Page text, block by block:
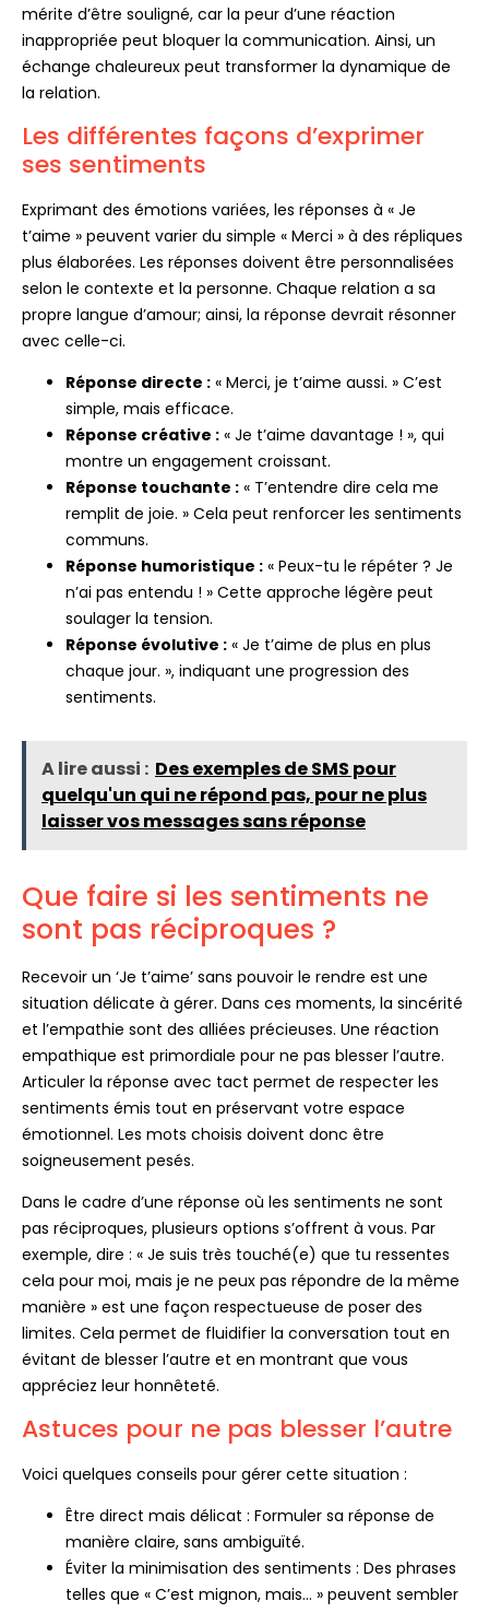
mérite d’être souligné, car la peur d’une réaction
inappropriée peut bloquer la communication. Ainsi, un
échange chaleureux peut transformer la dynamique de
la relation.
Les différentes façons d’exprimer
ses sentiments
Exprimant des émotions variées, les réponses à « Je
t’aime » peuvent varier du simple « Merci » à des répliques
plus élaborées. Les réponses doivent être personnalisées
selon le contexte et la personne. Chaque relation a sa
propre langue d’amour; ainsi, la réponse devrait résonner
avec celle-ci.
Réponse directe : « Merci, je t’aime aussi. » C’est
simple, mais efficace.
Réponse créative : « Je t’aime davantage ! », qui
montre un engagement croissant.
Réponse touchante : « T’entendre dire cela me
remplit de joie. » Cela peut renforcer les sentiments
communs.
Réponse humoristique : « Peux-tu le répéter ? Je
n’ai pas entendu ! » Cette approche légère peut
soulager la tension.
Réponse évolutive : « Je t’aime de plus en plus
chaque jour. », indiquant une progression des
sentiments.
A lire aussi : Des exemples de SMS pour
quelqu'un qui ne répond pas, pour ne plus
laisser vos messages sans réponse
Que faire si les sentiments ne
sont pas réciproques ?
Recevoir un ‘Je t’aime’ sans pouvoir le rendre est une
situation délicate à gérer. Dans ces moments, la sincérité
et l’empathie sont des alliées précieuses. Une réaction
empathique est primordiale pour ne pas blesser l’autre.
Articuler la réponse avec tact permet de respecter les
sentiments émis tout en préservant votre espace
émotionnel. Les mots choisis doivent donc être
soigneusement pesés.
Dans le cadre d’une réponse où les sentiments ne sont
pas réciproques, plusieurs options s’offrent à vous. Par
exemple, dire : « Je suis très touché(e) que tu ressentes
cela pour moi, mais je ne peux pas répondre de la même
manière » est une façon respectueuse de poser des
limites. Cela permet de fluidifier la conversation tout en
évitant de blesser l’autre et en montrant que vous
appréciez leur honnêteté.
Astuces pour ne pas blesser l’autre
Voici quelques conseils pour gérer cette situation :
Être direct mais délicat : Formuler sa réponse de
manière claire, sans ambiguïté.
Éviter la minimisation des sentiments : Des phrases
telles que « C’est mignon, mais… » peuvent sembler